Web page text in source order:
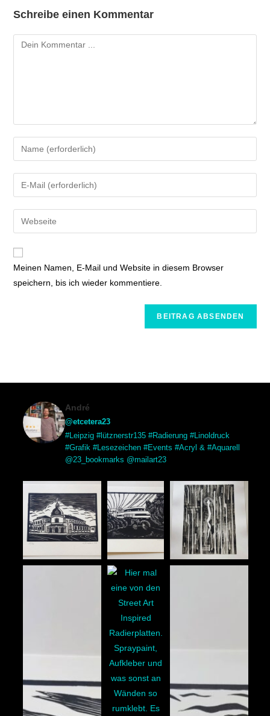
Schreibe einen Kommentar
Meinen Namen, E-Mail und Website in diesem Browser
speichern, bis ich wieder kommentiere.
André
@etcetera23
#Leipzig #lütznerstr135 #Radierung #Linoldruck
#Grafik #Lesezeichen #Events #Acryl & #Aquarell
@23_bookmarks @mailart23